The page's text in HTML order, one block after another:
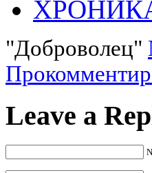
"Доброволец"
Leave a